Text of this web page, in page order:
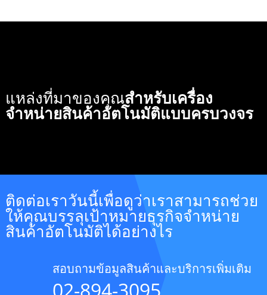
แหล่งที่มาของคุณสำหรับเครื่อง
จำหน่ายสินค้าอัตโนมัติแบบครบวงจร
ติดต่อเราวันนี้เพื่อดูว่าเราสามารถช่วย
ให้คุณบรรลุเป้าหมายธุรกิจจำหน่าย
สินค้าอัตโนมัติได้อย่างไร
สอบถามข้อมูลสินค้าและบริการเพิ่มเติม